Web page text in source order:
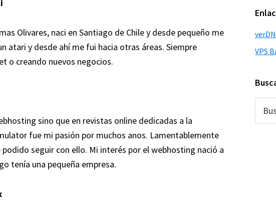
Olivares, naci en Santiago de Chile y desde pequeño me
atari y desde ahí me fui hacia otras áreas. Siempre
o creando nuevos negocios.
sino que en revistas online dedicadas a la
fue mi pasión por muchos anos. Lamentablemente
seguir con ello. Mi interés por el webhosting nació a
tenía una pequeña empresa.
VPS